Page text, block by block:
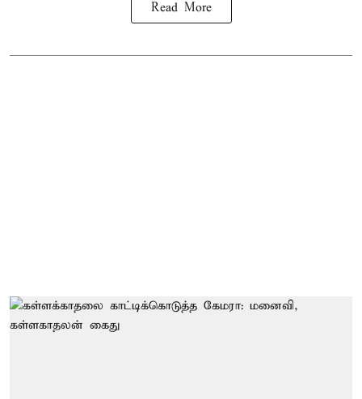
Read More